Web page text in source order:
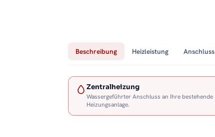
Beschreibung Heizleistung Anschluss
Zentralheizung
Wassergeführter Anschluss an Ihre bestehende
Heizungsanlage.